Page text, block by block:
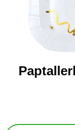
Køb dette produkt